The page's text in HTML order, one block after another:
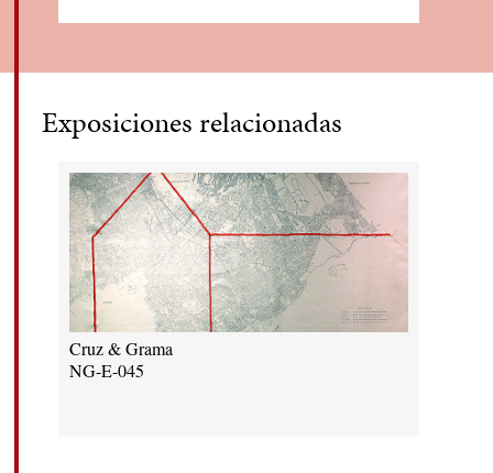
Exposiciones relacionadas
Cruz & Grama
NG-E-045